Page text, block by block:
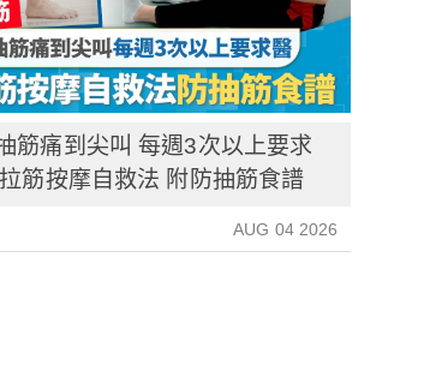
筋痛到尖叫 每週3次以上要求
醫 5招拉筋按摩自救法 附防抽筋食譜
AUG 04 2026